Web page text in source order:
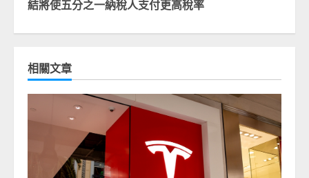
結將使五分之一納稅人支付更高稅率
相關文章